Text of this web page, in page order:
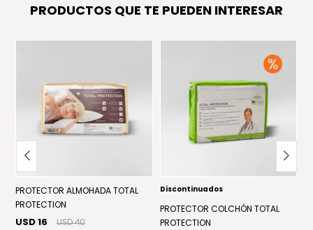
PRODUCTOS QUE TE PUEDEN INTERESAR
PROTECTOR ALMOHADA TOTAL
PROTECTION
USD 16 USD 40
Discontinuados
PROTECTOR COLCHÓN TOTAL
PROTECTION